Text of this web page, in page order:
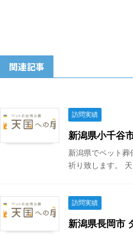
関連記事
訪問実績
新潟県小千谷
新潟県でペット
祈り致します。
訪問実績
新潟県長岡